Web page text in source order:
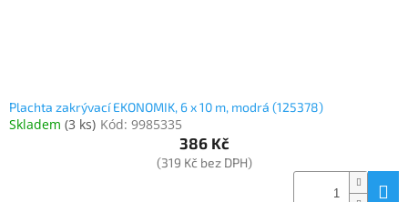
Plachta zakrývací EKONOMIK, 6 x 10 m, modrá (125378)
Skladem (3 ks) Kód: 9985335
386 Kč
(319 Kč bez DPH)